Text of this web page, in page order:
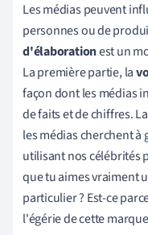
Les médias peuvent
personnes ou de
d'élaborationest un
La première partie, la
façon dont les médias
de faits et de chiffres.
les médias cherchent
utilisant nos célébrités
que tu aimes vraiment
particulier ? Est-ce
l'égérie de cette